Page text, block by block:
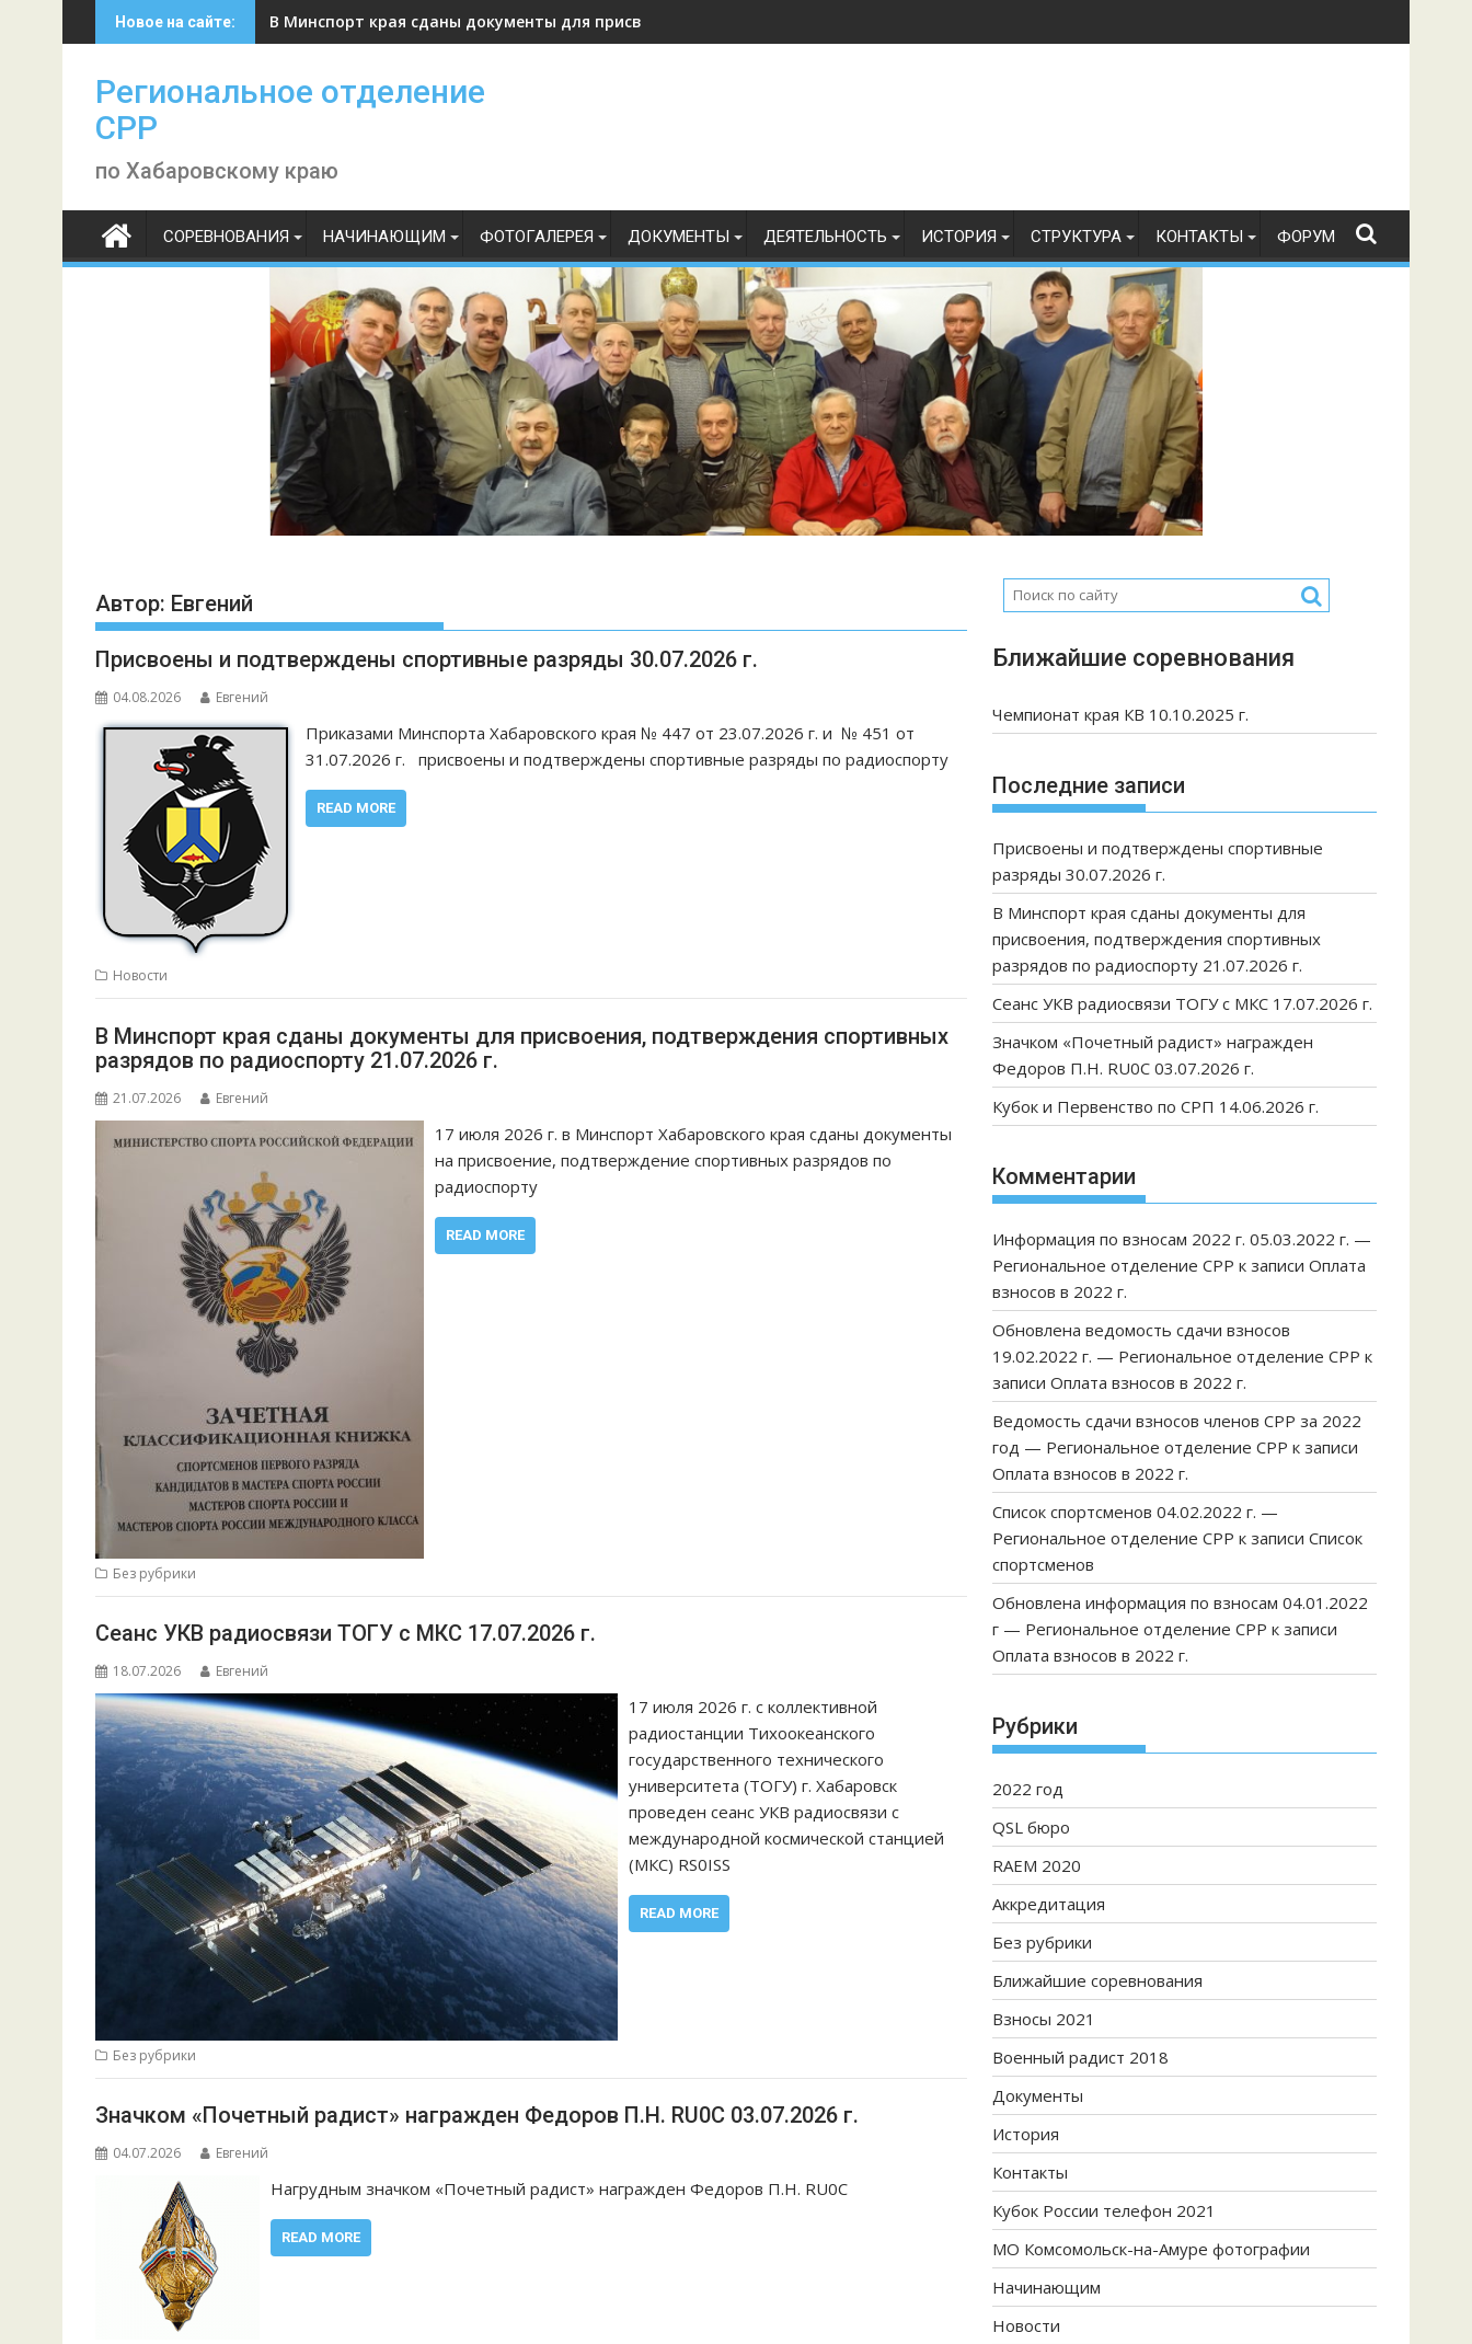
to
Новое на сайте: В Минспорт края сданы документы для присвоения, подтверждения спортивных разрядов по радиоспорту 21.07.2026 г.
Региональное отделение
СРР
по Хабаровскому краю
СОРЕВНОВАНИЯ НАЧИНАЮЩИМ ФОТОГАЛЕРЕЯ ДОКУМЕНТЫ ДЕЯТЕЛЬНОСТЬ ИСТОРИЯ СТРУКТУРА КОНТАКТЫ ФОРУМ
Автор: Евгений
Присвоены и подтверждены спортивные разряды 30.07.2026 г.
04.08.2026 Евгений
Приказами Минспорта Хабаровского края № 447 от 23.07.2026 г. и № 451 от
31.07.2026 г. присвоены и подтверждены спортивные разряды по радиоспорту
READ MORE
Новости
В Минспорт края сданы документы для присвоения, подтверждения спортивных
разрядов по радиоспорту 21.07.2026 г.
21.07.2026 Евгений
17 июля 2026 г. в Минспорт Хабаровского края сданы документы
на присвоение, подтверждение спортивных разрядов по
радиоспорту
READ MORE
Без рубрики
Сеанс УКВ радиосвязи ТОГУ с МКС 17.07.2026 г.
18.07.2026 Евгений
17 июля 2026 г. с коллективной
радиостанции Тихоокеанского
государственного технического
университета (ТОГУ) г. Хабаровск
проведен сеанс УКВ радиосвязи с
международной космической станцией
(МКС) RS0ISS
READ MORE
Без рубрики
Значком «Почетный радист» награжден Федоров П.Н. RU0C 03.07.2026 г.
04.07.2026 Евгений
Нагрудным значком «Почетный радист» награжден Федоров П.Н. RU0C
READ MORE
Ближайшие соревнования
Чемпионат края КВ 10.10.2025 г.
Последние записи
Присвоены и подтверждены спортивные
разряды 30.07.2026 г.
В Минспорт края сданы документы для
присвоения, подтверждения спортивных
разрядов по радиоспорту 21.07.2026 г.
Сеанс УКВ радиосвязи ТОГУ с МКС 17.07.2026 г.
Значком «Почетный радист» награжден
Федоров П.Н. RU0C 03.07.2026 г.
Кубок и Первенство по СРП 14.06.2026 г.
Комментарии
Информация по взносам 2022 г. 05.03.2022 г. —
Региональное отделение СРР к записи Оплата
взносов в 2022 г.
Обновлена ведомость сдачи взносов
19.02.2022 г. — Региональное отделение СРР к
записи Оплата взносов в 2022 г.
Ведомость сдачи взносов членов СРР за 2022
год — Региональное отделение СРР к записи
Оплата взносов в 2022 г.
Список спортсменов 04.02.2022 г. —
Региональное отделение СРР к записи Список
спортсменов
Обновлена информация по взносам 04.01.2022
г — Региональное отделение СРР к записи
Оплата взносов в 2022 г.
Рубрики
2022 год
QSL бюро
RAEM 2020
Аккредитация
Без рубрики
Ближайшие соревнования
Взносы 2021
Военный радист 2018
Документы
История
Контакты
Кубок России телефон 2021
МО Комсомольск-на-Амуре фотографии
Начинающим
Новости